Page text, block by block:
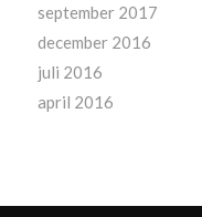
september 2017
december 2016
juli 2016
april 2016